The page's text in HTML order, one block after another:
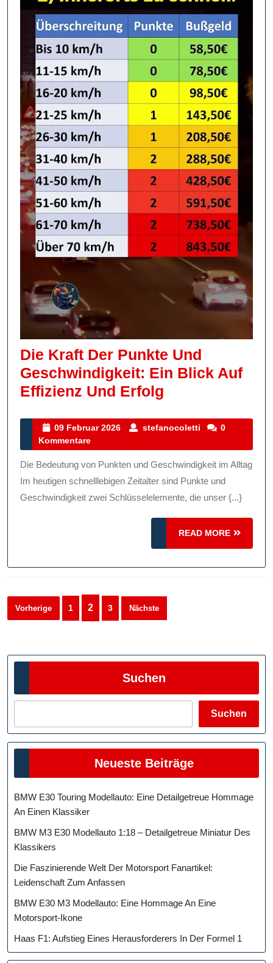
Die Kraft Der Punkte Und
Geschwindigkeit: Ein Blick Auf
Effizienz Und Erfolg
Der
Und
Ein
Blick
Auf
Und
09 Februar 2026
09
2026
stefanocoletti stefanocoletti
0
Kommentare
Die Bedeutung von Punkten und Geschwindigkeit im Alltag
Im heutigen schnelllebigen Zeitalter sind Punkte und
Geschwindigkeit zwei Schlüsselelemente, die unser {...}
READ MORE
READ
MORE
Seitennummerierung
der
Vorherige 1 2 3 Nächste
Suchen
Suchen
Neueste Beiträge
BMW E30 Touring Modellauto: Eine Detailgetreue Hommage
An Einen Klassiker
BMW M3 E30 Modellauto 1:18 – Detailgetreue Miniatur Des
Klassikers
Die Faszinierende Welt Der Motorsport Fanartikel:
Leidenschaft Zum Anfassen
BMW E30 M3 Modellauto: Eine Hommage An Eine
Motorsport-Ikone
Haas F1: Aufstieg Eines Herausforderers In Der Formel 1